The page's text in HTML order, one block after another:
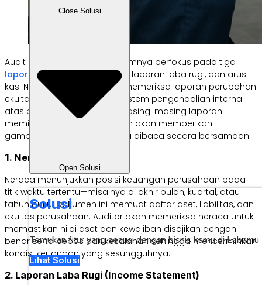
Close Solusi
Open Solusi
Solusi
Temukan fitur yang sesuai dengan bisnis kamu di Labamu
Lihat Solusi
Audit laporan keuangan umumnya berfokus pada tiga
laporan utama, yakni neraca, laporan laba rugi, dan arus
kas. Namun, beberapa juga memeriksa laporan perubahan
ekuitas, sekaligus meninjau sistem pengendalian internal
atas pelaporan keuangan. Masing-masing laporan
memiliki fungsi spesifik, namun akan memberikan
gambaran paling lengkap jika dibaca secara bersamaan.
1. Neraca (Balance Sheet)
Neraca menunjukkan posisi keuangan perusahaan pada
titik waktu tertentu—misalnya di akhir bulan, kuartal, atau
tahun buku. Dokumen ini memuat daftar aset, liabilitas, dan
ekuitas perusahaan. Auditor akan memeriksa neraca untuk
memastikan nilai aset dan kewajiban disajikan dengan
benar serta bebas dari kesalahan sehingga mencerminkan
kondisi keuangan yang sesungguhnya.
2. Laporan Laba Rugi (Income Statement)